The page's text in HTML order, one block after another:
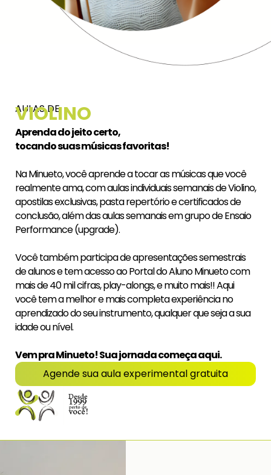
AULAS DE
VIOLINO
Aprenda do jeito certo,
tocando suas músicas favoritas!
Na Minueto, você aprende a tocar as músicas que você
realmente ama, com aulas individuais semanais de Violino,
apostilas exclusivas, pasta repertório e certificados de
conclusão, além das aulas semanais em grupo de Ensaio
Performance (upgrade).
Você também participa de apresentações semestrais
de alunos e tem acesso ao Portal do Aluno Minueto com
mais de 40 mil cifras, play-alongs, e muito mais!! Aqui
você tem a melhor e mais completa experiência no
aprendizado do seu instrumento, qualquer que seja a sua
idade ou nível.
Vem pra Minueto! Sua jornada começa aqui.
Agende sua aula experimental gratuita